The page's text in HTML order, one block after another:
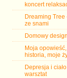
koncert
Dreaming Tree
ze snami
Domowy design
Moja
historia, moje
Depresja i
warsztat